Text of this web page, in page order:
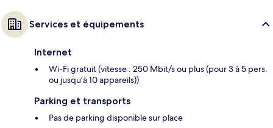
Services et équipements
Internet
Wi-Fi gratuit (vitesse : 250 Mbit/s ou plus (pour 3 à 5 pers.
ou jusqu’à 10 appareils))
Parking et transports
Pas de parking disponible sur place